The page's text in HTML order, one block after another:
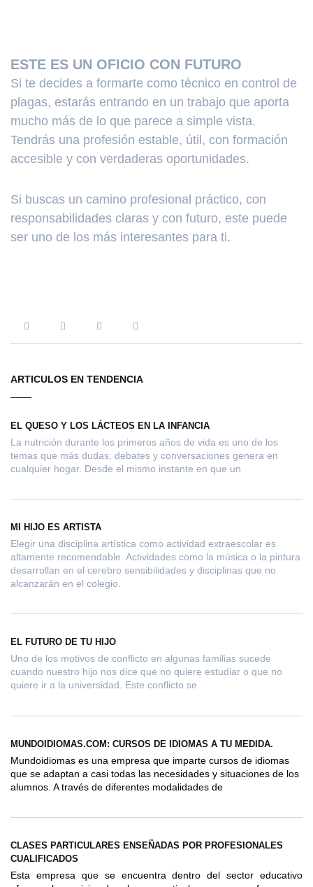
ESTE ES UN OFICIO CON FUTURO
Si te decides a formarte como técnico en control de
plagas, estarás entrando en un trabajo que aporta
mucho más de lo que parece a simple vista.
Tendrás una profesión estable, útil, con formación
accesible y con verdaderas oportunidades.
Si buscas un camino profesional práctico, con
responsabilidades claras y con futuro, este puede
ser uno de los más interesantes para ti.
ARTICULOS EN TENDENCIA
EL QUESO Y LOS LÁCTEOS EN LA INFANCIA
La nutrición durante los primeros años de vida es uno de los
temas que más dudas, debates y conversaciones genera en
cualquier hogar. Desde el mismo instante en que un
MI HIJO ES ARTISTA
Elegir una disciplina artística como actividad extraescolar es
altamente recomendable. Actividades como la música o la pintura
desarrollan en el cerebro sensibilidades y disciplinas que no
alcanzarán en el colegio.
EL FUTURO DE TU HIJO
Uno de los motivos de conflicto en algunas familias sucede
cuando nuestro hijo nos dice que no quiere estudiar o que no
quiere ir a la universidad. Este conflicto se
MUNDOIDIOMAS.COM: CURSOS DE IDIOMAS A TU MEDIDA.
Mundoidiomas es una empresa que imparte cursos de idiomas
que se adaptan a casi todas las necesidades y situaciones de los
alumnos. A través de diferentes modalidades de
CLASES PARTICULARES ENSEÑADAS POR PROFESIONALES
CUALIFICADOS
Esta empresa que se encuentra dentro del sector educativo